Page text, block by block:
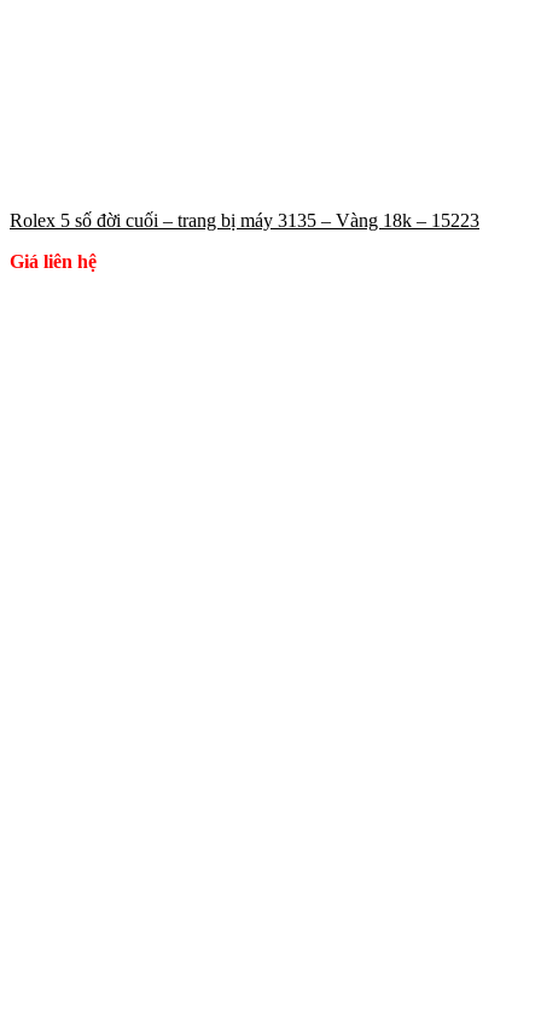
Rolex 5 số đời cuối – trang bị máy 3135 – Vàng 18k – 15223
Giá liên hệ